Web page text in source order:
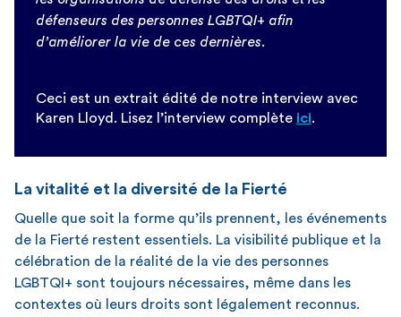
défenseurs des personnes LGBTQI+ afin
d’améliorer la vie de ces dernières.
Ceci est un extrait édité de notre interview avec
Karen Lloyd. Lisez l’interview complète ici.
La vitalité et la diversité de la Fierté
Quelle que soit la forme qu’ils prennent, les événements
de la Fierté restent essentiels. La visibilité publique et la
célébration de la réalité de la vie des personnes
LGBTQI+ sont toujours nécessaires, même dans les
contextes où leurs droits sont légalement reconnus.